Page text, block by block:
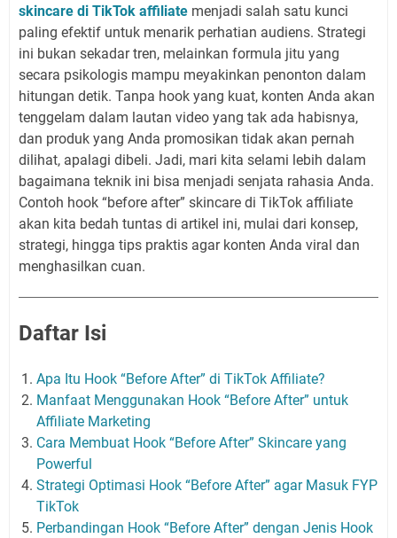
skincare di TikTok affiliate menjadi salah satu kunci
paling efektif untuk menarik perhatian audiens. Strategi
ini bukan sekadar tren, melainkan formula jitu yang
secara psikologis mampu meyakinkan penonton dalam
hitungan detik. Tanpa hook yang kuat, konten Anda akan
tenggelam dalam lautan video yang tak ada habisnya,
dan produk yang Anda promosikan tidak akan pernah
dilihat, apalagi dibeli. Jadi, mari kita selami lebih dalam
bagaimana teknik ini bisa menjadi senjata rahasia Anda.
Contoh hook “before after” skincare di TikTok affiliate
akan kita bedah tuntas di artikel ini, mulai dari konsep,
strategi, hingga tips praktis agar konten Anda viral dan
menghasilkan cuan.
Daftar Isi
Apa Itu Hook “Before After” di TikTok Affiliate?
Manfaat Menggunakan Hook “Before After” untuk
Affiliate Marketing
Cara Membuat Hook “Before After” Skincare yang
Powerful
Strategi Optimasi Hook “Before After” agar Masuk FYP
TikTok
Perbandingan Hook “Before After” dengan Jenis Hook